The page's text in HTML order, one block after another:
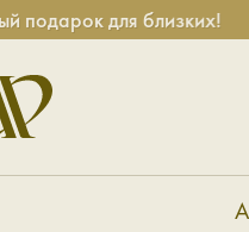
для близких!